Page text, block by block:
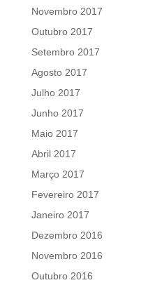
Novembro 2017
Outubro 2017
Setembro 2017
Agosto 2017
Julho 2017
Junho 2017
Maio 2017
Abril 2017
Março 2017
Fevereiro 2017
Janeiro 2017
Dezembro 2016
Novembro 2016
Outubro 2016